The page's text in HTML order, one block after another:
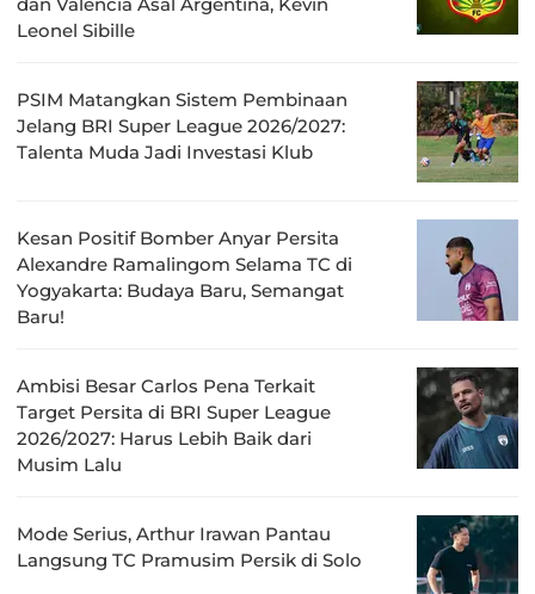
dan Valencia Asal Argentina, Kevin
Leonel Sibille
PSIM Matangkan Sistem Pembinaan
Jelang BRI Super League 2026/2027:
Talenta Muda Jadi Investasi Klub
Kesan Positif Bomber Anyar Persita
Alexandre Ramalingom Selama TC di
Yogyakarta: Budaya Baru, Semangat
Baru!
Ambisi Besar Carlos Pena Terkait
Target Persita di BRI Super League
2026/2027: Harus Lebih Baik dari
Musim Lalu
Mode Serius, Arthur Irawan Pantau
Langsung TC Pramusim Persik di Solo